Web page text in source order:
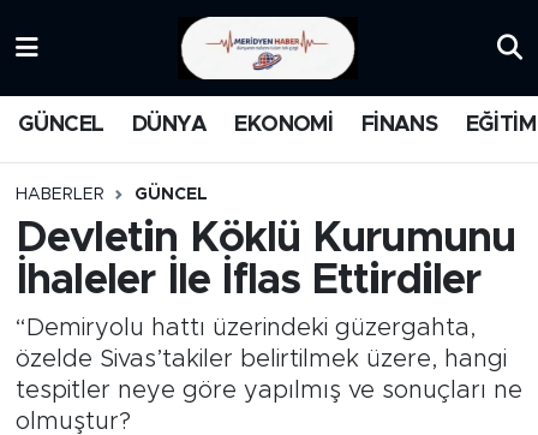
GÜNCEL DÜNYA EKONOMİ FİNANS EĞİTİM
HABERLER GÜNCEL
Devletin Köklü Kurumunu
İhaleler İle İflas Ettirdiler
“Demiryolu hattı üzerindeki güzergahta,
özelde Sivas’takiler belirtilmek üzere, hangi
tespitler neye göre yapılmış ve sonuçları ne
olmuştur?
MEDYA
FİNANS
DÜNYA
Trafik Durumu
Süper Lig Puan Durumu ve Fikstür
Tüm Manşetler